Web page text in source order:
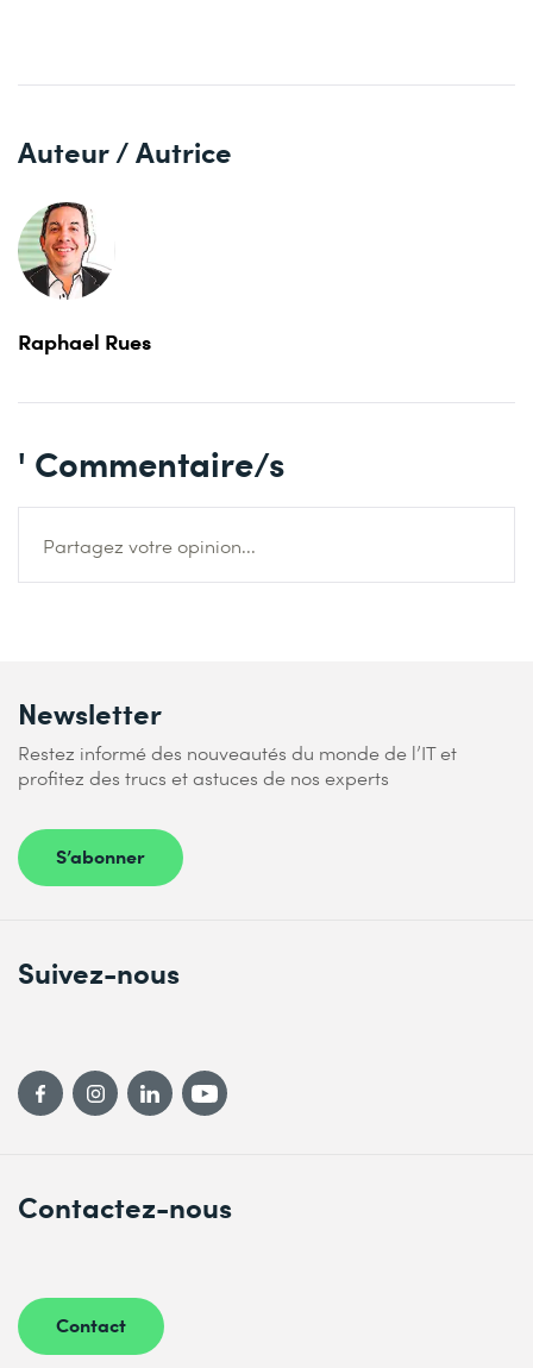
Auteur / Autrice
Raphael Rues
' Commentaire/s
Partagez votre opinion...
Newsletter
Restez informé des nouveautés du monde de l’IT et
profitez des trucs et astuces de nos experts
S’abonner
Contactez-nous
Contact
Suivez-nous